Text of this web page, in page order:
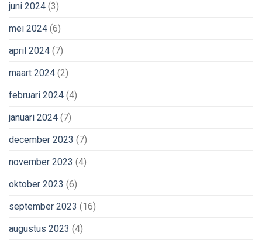
juni 2024 (3)
mei 2024 (6)
april 2024 (7)
maart 2024 (2)
februari 2024 (4)
januari 2024 (7)
december 2023 (7)
november 2023 (4)
oktober 2023 (6)
september 2023 (16)
augustus 2023 (4)